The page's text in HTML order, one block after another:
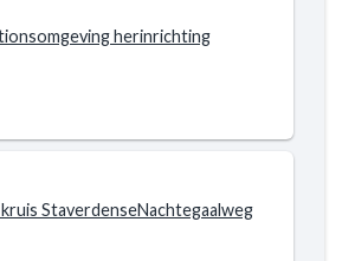
herinrichting
StaverdenseNachtegaalweg